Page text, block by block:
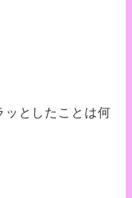
ッとしたことは何